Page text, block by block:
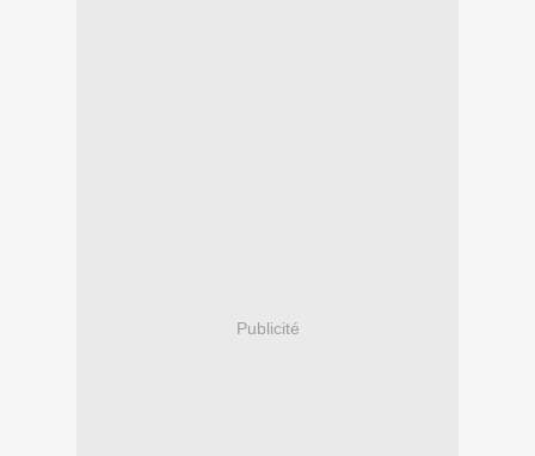
Publicité